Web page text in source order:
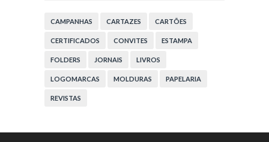
CAMPANHAS CARTAZES CARTÕES
CERTIFICADOS CONVITES ESTAMPA
FOLDERS JORNAIS LIVROS
LOGOMARCAS MOLDURAS PAPELARIA
REVISTAS